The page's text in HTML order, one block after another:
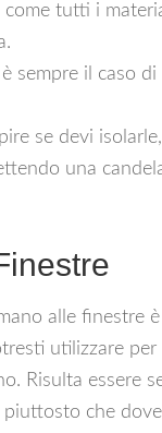
tutti i
sempre il caso
se devi
una
alle finestre
utilizzare
Risulta essere
piuttosto che